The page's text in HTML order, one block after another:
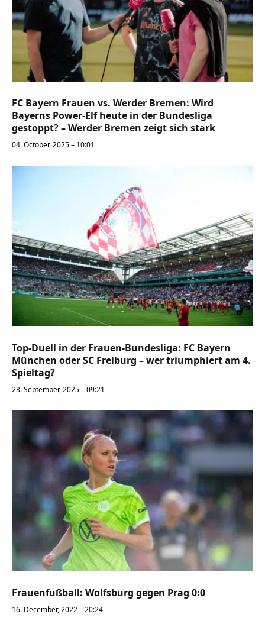
FC Bayern Frauen vs. Werder Bremen: Wird
Bayerns Power-Elf heute in der Bundesliga
gestoppt? – Werder Bremen zeigt sich stark
04. October, 2025 – 10:01
Top-Duell in der Frauen-Bundesliga: FC Bayern
München oder SC Freiburg – wer triumphiert am 4.
Spieltag?
23. September, 2025 – 09:21
Frauenfußball: Wolfsburg gegen Prag 0:0
16. December, 2022 – 20:24